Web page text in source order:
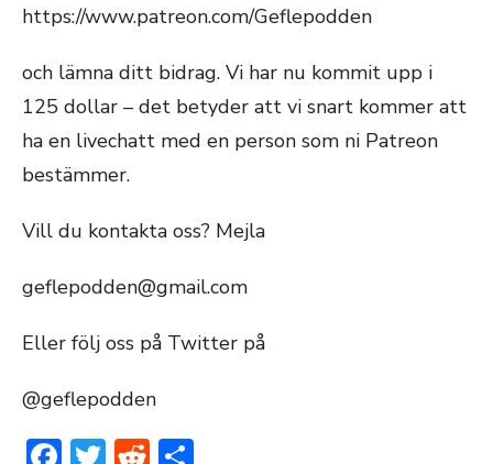
https://www.patreon.com/Geflepodden
och lämna ditt bidrag. Vi har nu kommit upp i
125 dollar – det betyder att vi snart kommer att
ha en livechatt med en person som ni Patreon
bestämmer.
Vill du kontakta oss? Mejla
geflepodden@gmail.com
Eller följ oss på Twitter på
@geflepodden